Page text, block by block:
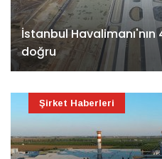
İstanbul
doğru
Şirket Haberleri